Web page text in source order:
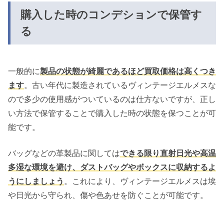
購入した時のコンデションで保管す
る
一般的に製品の状態が綺麗であるほど買取価格は高くつき
ます。古い年代に製造されているヴィンテージエルメスな
ので多少の使用感がついているのは仕方ないですが、正し
い方法で保管することで購入した時の状態を保つことが可
能です。
バッグなどの革製品に関してはできる限り直射日光や高温
多湿な環境を避け、ダストバッグやボックスに収納するよ
うにしましょう 。これにより、ヴィンテージエルメスは埃
や日光から守られ、傷や色あせを防ぐことが可能です。